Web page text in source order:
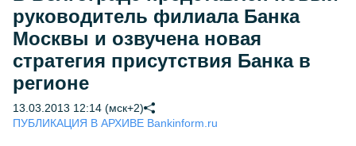
руководитель филиала Банка
Москвы и озвучена новая
стратегия присутствия Банка в
регионе
13.03.2013 12:14 (мск+2)
ПУБЛИКАЦИЯ В АРХИВЕ Bankinform.ru